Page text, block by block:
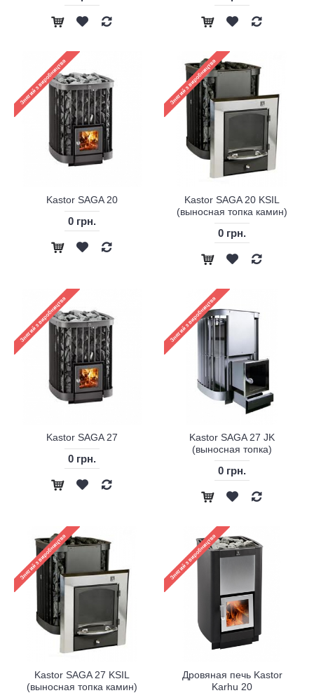
Kastor SAGA 20
0 грн.
Kastor SAGA 20 KSIL
(выносная топка камин)
0 грн.
Kastor SAGA 27
0 грн.
Kastor SAGA 27 JK
(выносная топка)
0 грн.
Kastor SAGA 27 KSIL
(выносная топка камин)
Дровяная печь Kastor
Karhu 20